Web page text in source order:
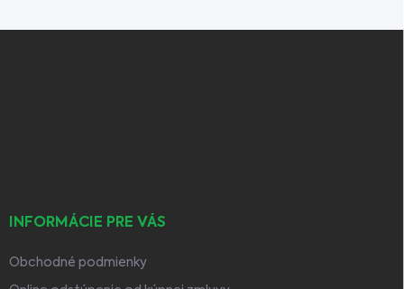
INFORMÁCIE PRE VÁS
Obchodné podmienky